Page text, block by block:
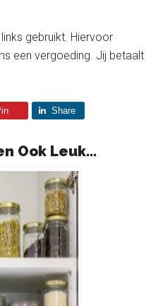
gebruikt. Hiervoor
een vergoeding. Jij betaalt
Share
Ook Leuk...